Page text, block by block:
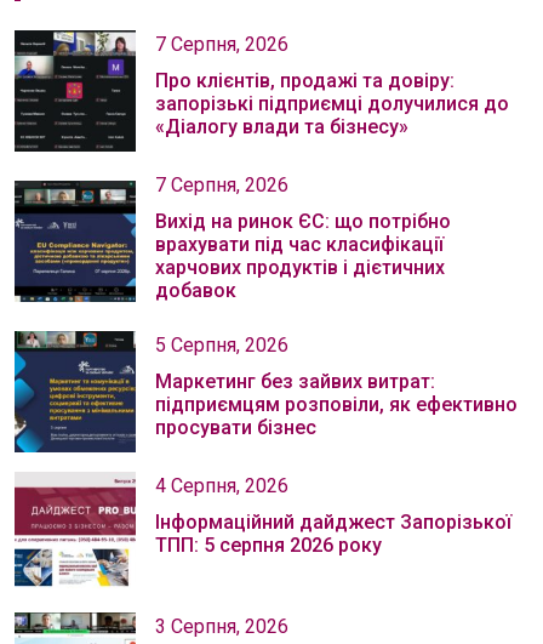
7 Серпня, 2026
Про клієнтів, продажі та довіру:
запорізькі підприємці долучилися до
«Діалогу влади та бізнесу»
7 Серпня, 2026
Вихід на ринок ЄС: що потрібно
врахувати під час класифікації
харчових продуктів і дієтичних
добавок
5 Серпня, 2026
Маркетинг без зайвих витрат:
підприємцям розповіли, як ефективно
просувати бізнес
4 Серпня, 2026
Інформаційний дайджест Запорізької
ТПП: 5 серпня 2026 року
3 Серпня, 2026